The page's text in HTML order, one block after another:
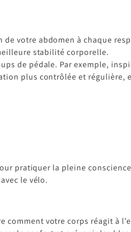
votre abdomen à chaque
stabilité corporelle.
de pédale. Par exemple,
plus contrôlée et régulière,
pratiquer la pleine
le vélo.
comment votre corps réagit à